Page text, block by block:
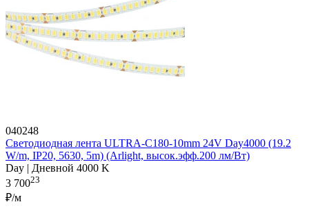
040248
Светодиодная лента ULTRA-C180-10mm 24V Day4000 (19.2
W/m, IP20, 5630, 5m) (Arlight, высок.эфф.200 лм/Вт)
Day | Дневной 4000 K
3 70023
₽/м